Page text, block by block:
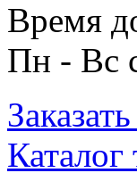
Время
Пн - Вс
Каталог